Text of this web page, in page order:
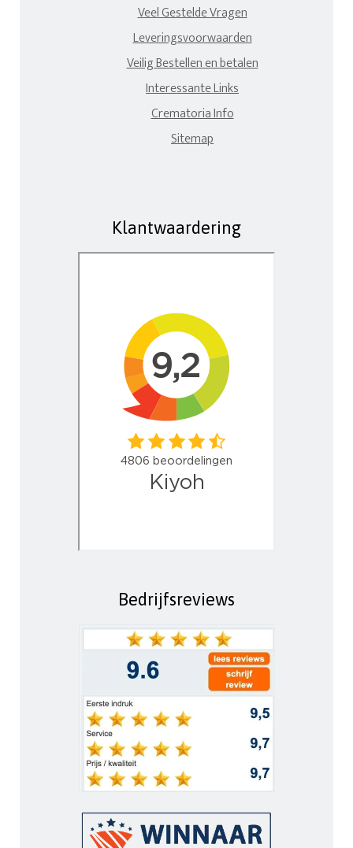
Veel Gestelde Vragen
Leveringsvoorwaarden
Veilig Bestellen en betalen
Interessante Links
Crematoria Info
Sitemap
Klantwaardering
Bedrijfsreviews